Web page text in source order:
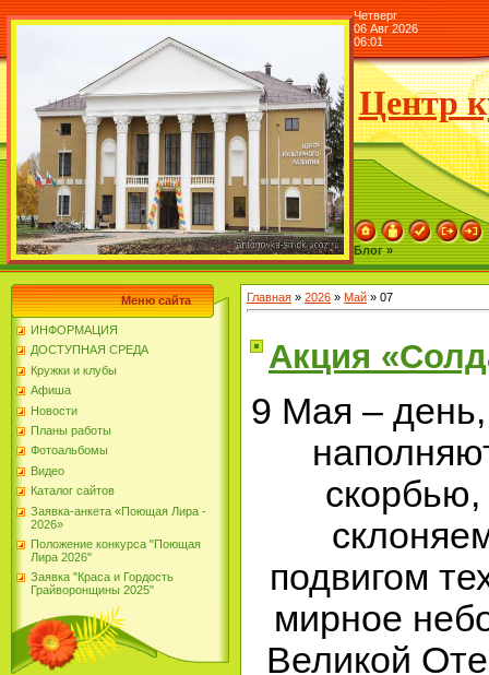
Четверг
06 Авг 2026
06:01
Центр
Блог »
Меню сайта
ИНФОРМАЦИЯ
ДОСТУПНАЯ СРЕДА
Кружки и клубы
Афиша
Новости
Планы работы
Фотоальбомы
Видео
Каталог сайтов
Заявка-анкета «Поющая Лира -
2026»
Положение конкурса "Поющая
Лира 2026"
Заявка "Краса и Гордость
Грайворонщины 2025"
Главная » 2026 » Май » 07
Акция
9 Мая –
подвигом
мирное
Великой